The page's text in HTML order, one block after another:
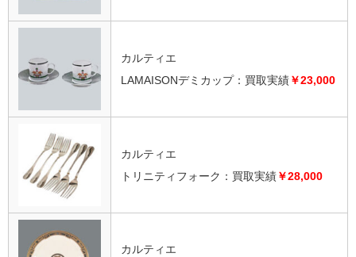
カルティエ
LAMAISONデミカップ：買取実績￥23,000
カルティエ
トリニティフォーク：買取実績￥28,000
カルティエ